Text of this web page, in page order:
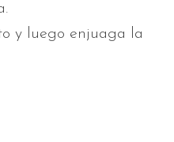
y luego enjuaga la